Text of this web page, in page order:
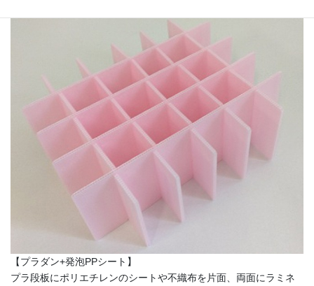
【プラダン+発泡PPシート】
プラ段板にポリエチレンのシートや不織布を片面、両面にラミネ